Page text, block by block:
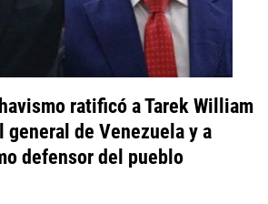
ratificó a Tarek William
general de Venezuela y a
defensor del pueblo